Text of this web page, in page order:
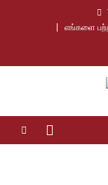
எங்களை
Nri Tamil